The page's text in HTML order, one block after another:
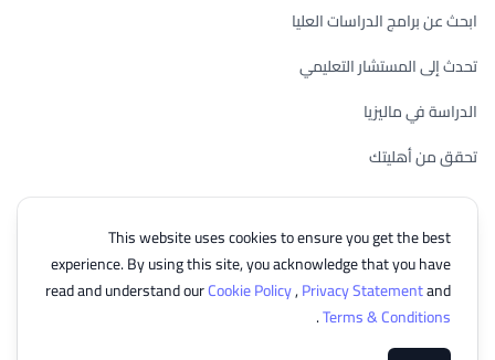
This website uses cookies to ensure you get the best
experience. By using this site, you acknowledge that you have
read and understand ourCookie Policy,Privacy Statementand
Terms & Conditions
.
ابحث عن برامج الدراسات العليا
تحدث إلى المستشار التعليمي
الدراسة في ماليزيا
تحقق من أهليتك
© 2026 EasyUni Sdn Bhd, company registration number 200801016907
(818200-P). All rights reserved.
Arabic